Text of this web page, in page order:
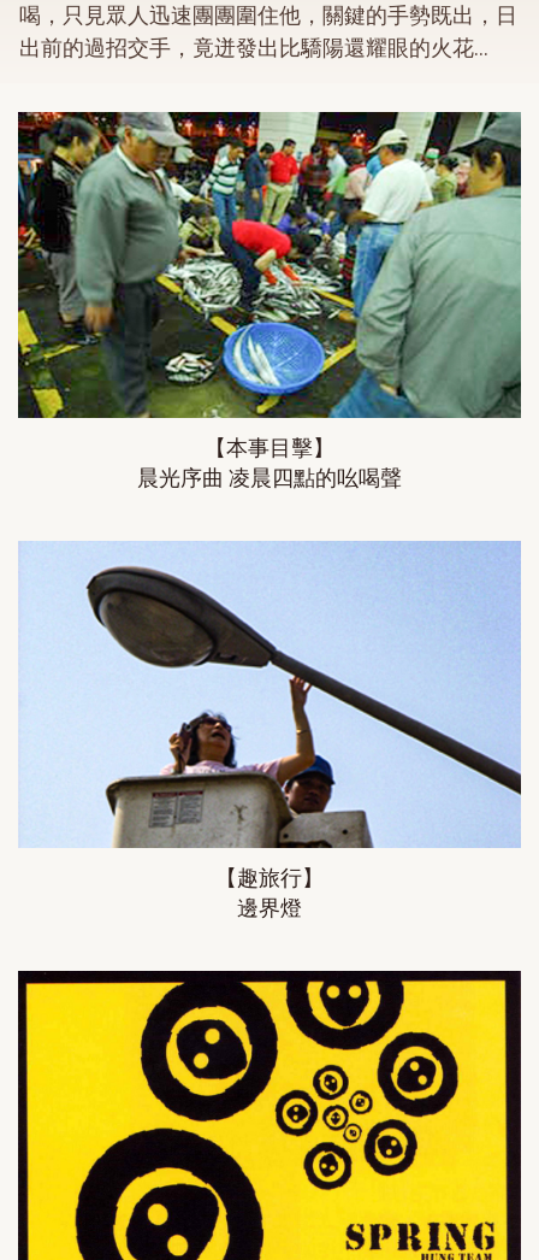
喝，只見眾人迅速團團圍住他，關鍵的手勢既出，日
出前的過招交手，竟迸發出比驕陽還耀眼的火花...
【本事目擊】
晨光序曲 凌晨四點的吆喝聲
【趣旅行】
邊界燈